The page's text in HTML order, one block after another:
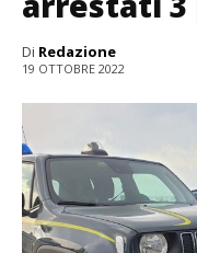
Di Redazione
19 OTTOBRE 2022